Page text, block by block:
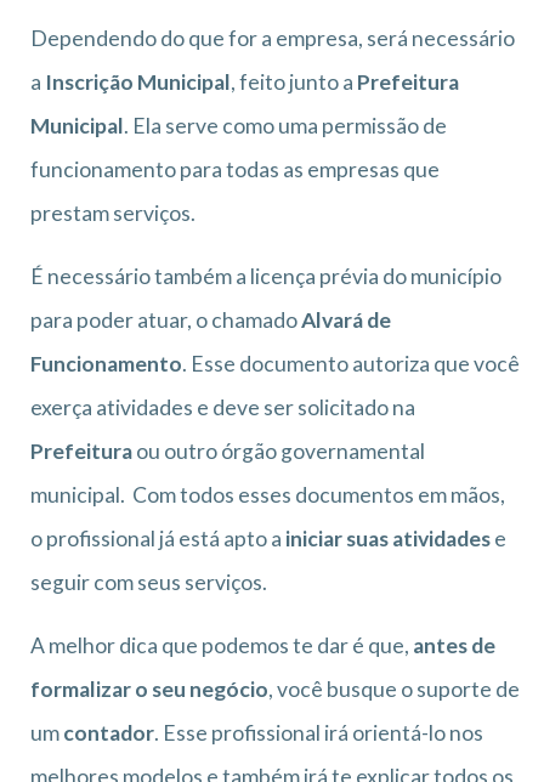
Dependendo do que for a empresa, será necessário
a Inscrição Municipal, feito junto a Prefeitura
Municipal. Ela serve como uma permissão de
funcionamento para todas as empresas que
prestam serviços.
É necessário também a licença prévia do município
para poder atuar, o chamadoAlvará de
Funcionamento. Esse documento autoriza que você
exerça atividades e deve ser solicitado na
Prefeituraou outro órgão governamental
municipal. Com todos esses documentos em mãos,
o profissional já está apto a iniciar suas atividadese
seguir com seus serviços.
A melhor dica que podemos te dar é que, antes de
formalizar o seu negócio, você busque o suporte de
umcontador. Esse profissional irá orientá-lo nos
melhores modelos e também irá te explicar todos os